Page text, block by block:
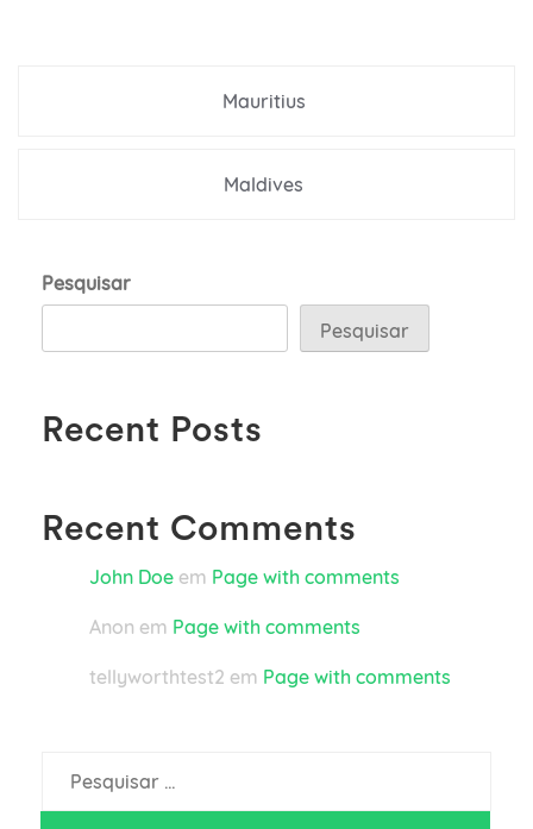
Mauritius
Maldives
Pesquisar
Pesquisar
Recent Posts
Recent Comments
John Doe em Page with comments
Anon em Page with comments
tellyworthtest2 em Page with comments
por: